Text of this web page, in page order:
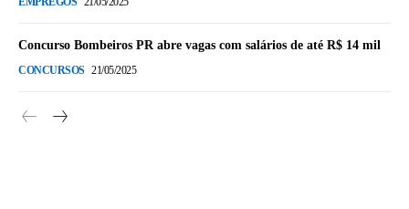
Concurso Bombeiros PR abre vagas com salários de até R$ 14 mil
CONCURSOS 21/05/2025